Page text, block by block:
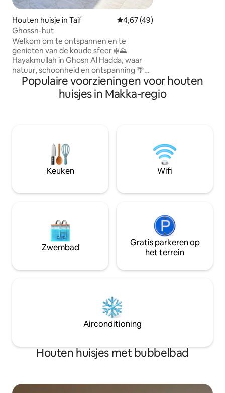
Houten huisje in Taif Gemiddelde beoordeling van
4,67 (49)
Ghossn-hut
Welkom om te ontspannen en te
genieten van de koude sfeer ❄️⛰️
Hayakmullah in Ghosn Al Hadda, waar
natuur, schoonheid en ontspanning 🌴🏔️
💆🏻 Het huisje is prachtig ontworpen
met een eigentijds design met een
prachtig panoramisch uitzicht. Het is
wasserette. Het houten huisje bestaat
Jacuzzi🛀 Massagestoel 💆🏻 Mini-
keuken en koffiepark☕️ Sofa 🛏️🛋️
Onafhankelijke Houcheh Externe sessie
beschikbaar 😍
moderne
airconditioning
uniek verblijf.
Populaire voorzieningen voor houten
huisjes in Makka-regio
Keuken Wifi
Zwembad
Gratis parkeren op
het terrein
Airconditioning
Houten huisjes met bubbelbad